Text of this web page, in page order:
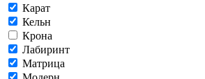
Карат
Кельн
Крона
Лабиринт
Матрица